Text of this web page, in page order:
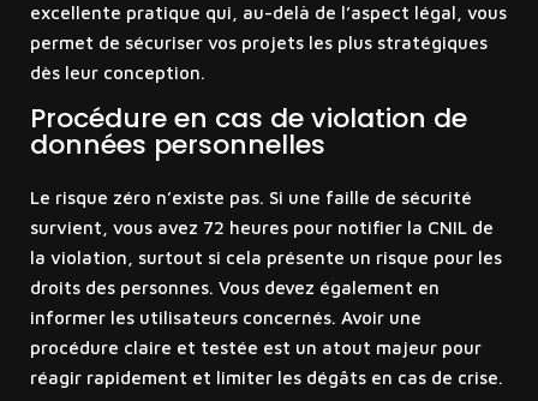
excellente pratique qui, au-delà de l’aspect légal, vous
permet de sécuriser vos projets les plus stratégiques
dès leur conception.
Procédure en cas de violation de
données personnelles
Le risque zéro n’existe pas. Si une faille de sécurité
survient, vous avez 72 heures pour notifier la CNIL de
la violation, surtout si cela présente un risque pour les
droits des personnes. Vous devez également en
informer les utilisateurs concernés. Avoir une
procédure claire et testée est un atout majeur pour
réagir rapidement et limiter les dégâts en cas de crise.